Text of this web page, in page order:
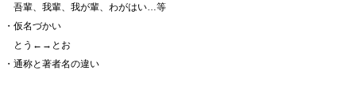
吾輩、我輩、我が輩、わがはい…等
・仮名づかい
とう←→とお
・通称と著者名の違い